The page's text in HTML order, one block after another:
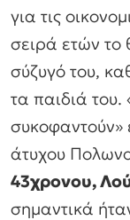
για τις
σειρά ετών το
σύζυγό του,
τα παιδιά του.
συκοφαντούν»
άτυχου
43χρονου,
σημαντικά